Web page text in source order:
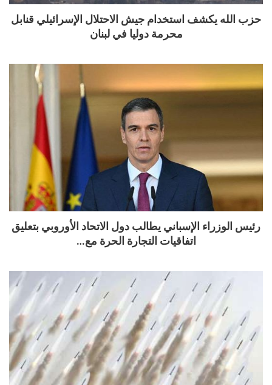
حزب الله يكشف استخدام جيش الاحتلال الإسرائيلي قنابل
محرمة دوليا في لبنان
رئيس الوزراء الإسباني يطالب دول الاتحاد الأوروبي بتعليق
اتفاقيات التجارة الحرة مع…